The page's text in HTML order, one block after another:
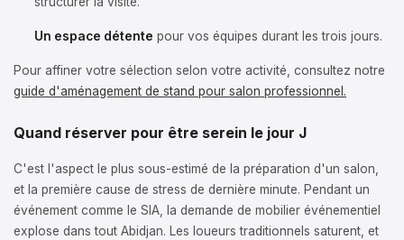
Un espace détente pour vos équipes durant les trois jours.
Pour affiner votre sélection selon votre activité, consultez notre
guide d'aménagement de stand pour salon professionnel.
Quand réserver pour être serein le jour J
C'est l'aspect le plus sous-estimé de la préparation d'un salon,
et la première cause de stress de dernière minute. Pendant un
événement comme le SIA, la demande de mobilier événementiel
explose dans tout Abidjan. Les loueurs traditionnels saturent, et